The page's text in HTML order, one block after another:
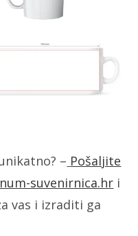
– Pošaljite
suvenirnica.hr i
vas i izraditi ga